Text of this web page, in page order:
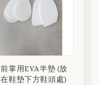
前掌用EVA半墊 (放
在鞋墊下方鞋頭處)